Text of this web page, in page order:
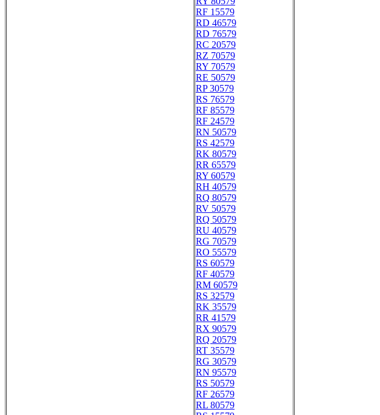
RF 15579
RD 46579
RD 76579
RC 20579
RZ 70579
RY 70579
RE 50579
RP 30579
RS 76579
RF 85579
RF 24579
RN 50579
RS 42579
RK 80579
RR 65579
RY 60579
RH 40579
RQ 80579
RV 50579
RQ 50579
RU 40579
RG 70579
RO 55579
RS 60579
RF 40579
RM 60579
RS 32579
RK 35579
RR 41579
RX 90579
RQ 20579
RT 35579
RG 30579
RN 95579
RS 50579
RF 26579
RL 80579